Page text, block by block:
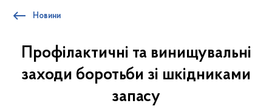
Новини
Профілактичні та винищувальні
заходи боротьби зі шкідниками
запасу